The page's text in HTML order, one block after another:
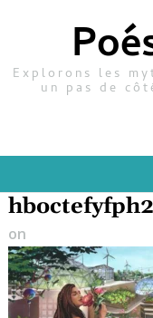
Explorons les
un pas de
on